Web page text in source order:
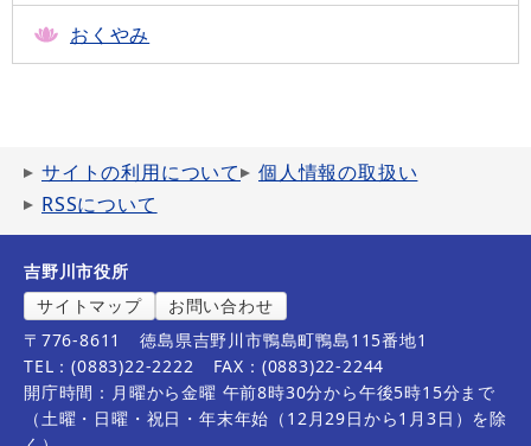
おくやみ
サイトの利用について
個人情報の取扱い
RSSについて
吉野川市役所
サイトマップ
お問い合わせ
〒776-8611
徳島県吉野川市鴨島町鴨島115番地1
TEL：(0883)22-2222
FAX：(0883)22-2244
開庁時間：月曜から金曜 午前8時30分から午後5時15分まで
（土曜・日曜・祝日・年末年始（12月29日から1月3日）を除